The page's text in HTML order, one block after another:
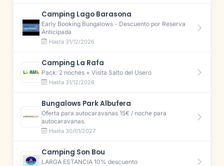
Camping Lago Barasona
Early Booking Bungalows - Descuento por Reserva
Anticipada
Hasta 31/12/2026
Camping La Rafa
Pack: 2 noches + Visita Salto del Usero
Hasta 31/12/2026
Bungalows Park Albufera
Oferta para autocaravanas 15€ / noche para
autocaravanas.
Hasta 30/01/2027
Camping Son Bou
LARGA ESTANCIA 10% descuento